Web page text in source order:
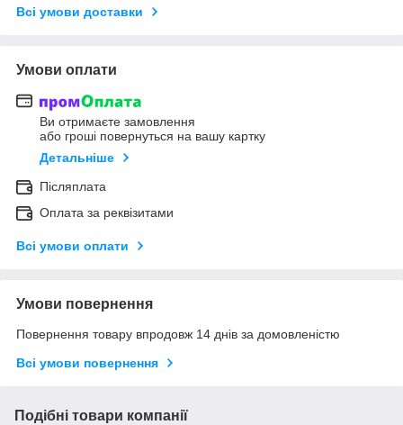
Всі умови доставки
Умови оплати
Ви отримаєте замовлення
або гроші повернуться на вашу картку
Детальніше
Післяплата
Оплата за реквізитами
Всі умови оплати
Умови повернення
Повернення товару впродовж 14 днів за домовленістю
Всі умови повернення
Подібні товари компанії